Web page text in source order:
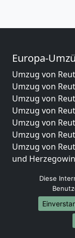
Europa-
Umzug von
Umzug von
Umzug von
Umzug von
Umzug von
Umzug von
Umzug von
und
Umzug von
Umzug von
Umzug von
Umzug von
Umzug von
Diese